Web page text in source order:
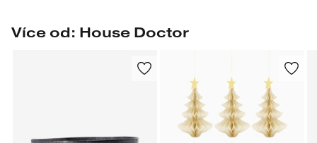
Více od: House Doctor